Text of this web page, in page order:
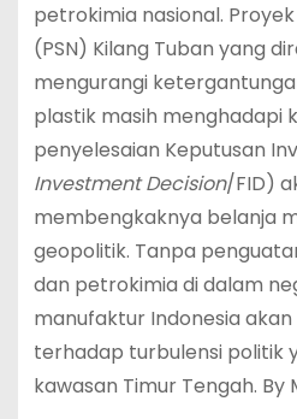
petrokimia nasional.
(PSN) Kilang Tuban yang
mengurangi
plastik masih menghadapi
penyelesaian Keputusan
Investment Decision/FID)
membengkaknya belanja
geopolitik. Tanpa
dan petrokimia di dalam
manufaktur Indonesia
terhadap turbulensi politik
kawasan Timur Tengah. By